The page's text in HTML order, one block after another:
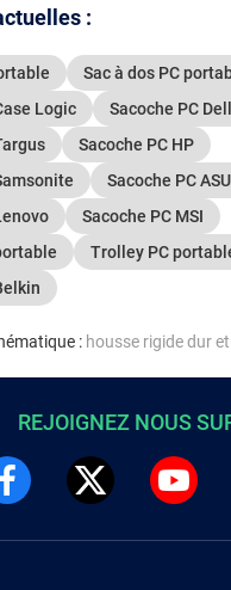
:
Sac à dos PC
Logic
Sacoche PC Dell
Sacoche PC HP
Sacoche PC
Sacoche PC MSI
Trolley PC
: housse rigide dur
REJOIGNEZ NOUS